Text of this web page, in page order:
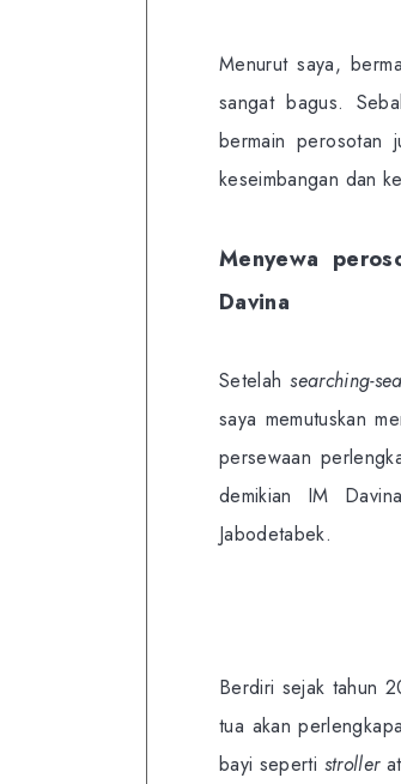
Menurut saya,
sangat bagus.
bermain perosotan
keseimbangan dan
Menyewa
Davina
Setelahsearching-
saya memutuskan
persewaan
demikian IM
Jabodetabek.
Berdiri sejak tahun
tua akan
bayi seperti stroller